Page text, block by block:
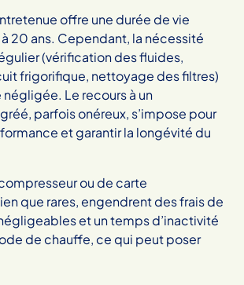
offre une durée de vie
20 ans. Cependant, la nécessité
(vérification des fluides,
frigorifique, nettoyage des filtres)
Le recours à un
parfois onéreux, s’impose pour
et garantir la longévité du
ou de carte
que rares, engendrent des frais de
et un temps d’inactivité
de chauffe, ce qui peut poser